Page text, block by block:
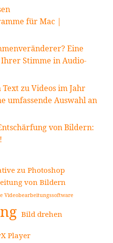
für Mac |
Eine
Stimme in Audio-
zu Videos im Jahr
umfassende Auswahl an
von Bildern:
zu Photoshop
von Bildern
Videobearbeitungssoftware
Bild drehen
Player